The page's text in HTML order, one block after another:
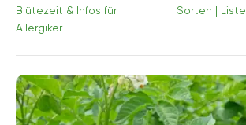
Blütezeit & Infos für
Allergiker
Sorten | Liste